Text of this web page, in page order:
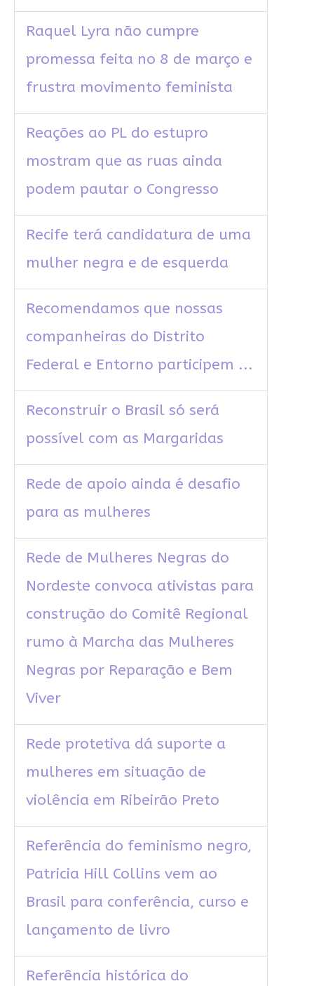
Raquel Lyra não cumpre
promessa feita no 8 de março e
frustra movimento feminista
Reações ao PL do estupro
mostram que as ruas ainda
podem pautar o Congresso
Recife terá candidatura de uma
mulher negra e de esquerda
Recomendamos que nossas
companheiras do Distrito
Federal e Entorno participem ...
Reconstruir o Brasil só será
possível com as Margaridas
Rede de apoio ainda é desafio
para as mulheres
Rede de Mulheres Negras do
Nordeste convoca ativistas para
construção do Comitê Regional
rumo à Marcha das Mulheres
Negras por Reparação e Bem
Viver
Rede protetiva dá suporte a
mulheres em situação de
violência em Ribeirão Preto
Referência do feminismo negro,
Patricia Hill Collins vem ao
Brasil para conferência, curso e
lançamento de livro
Referência histórica do